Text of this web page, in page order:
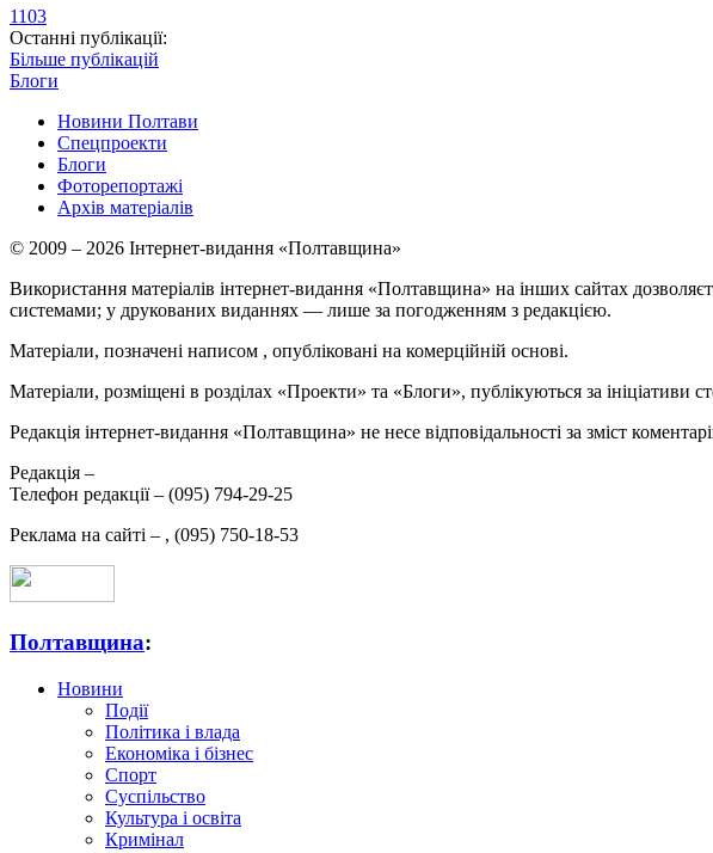
1103
Останні публікації:
Більше публікацій
Блоги
Новини Полтави
Спецпроекти
Блоги
Фоторепортажі
Архів матеріалів
© 2009 – 2026 Інтернет-видання «Полтавщина»
Використання матеріалів інтернет-видання «Полтавщина» на інших сайтах
системами; у друкованих виданнях — лише за погодженням з редакцією.
Матеріали, позначені написом , опубліковані на комерційній основі.
Матеріали, розміщені в розділах «Проекти» та «Блоги», публікуються за ініціативи
Редакція інтернет-видання «Полтавщина» не несе відповідальності за зміст
Редакція –
Телефон редакції – (095) 794-29-25
Реклама на сайті – , (095) 750-18-53
Полтавщина:
Новини
Події
Політика і влада
Економіка і бізнес
Спорт
Суспільство
Культура і освіта
Кримінал